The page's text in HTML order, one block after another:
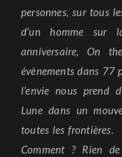
personnes, sur tous
d’un homme sur
anniversaire, On
évènements dans 77
l’envie nous prend
Lune dans un
toutes les frontières.
Comment ? Rien